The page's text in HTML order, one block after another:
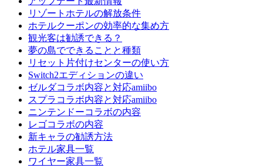
リゾートホテルの解放条件
ホテルクーポンの効率的な集め方
観光客は勧誘できる？
夢の島でできることと種類
リセット片付けセンターの使い方
Switch2エディションの違い
ゼルダコラボ内容と対応amiibo
スプラコラボ内容と対応amiibo
ニンテンドーコラボの内容
レゴコラボの内容
新キャラの勧誘方法
ホテル家具一覧
ワイヤー家具一覧